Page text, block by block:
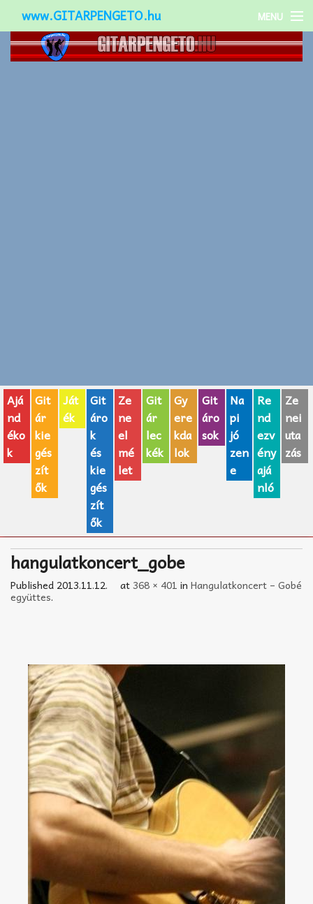
www.GITARPENGETO.hu MENU
Népszerű-
AJÁNDÉK ÖTLETEK
Vicces
GITÁR MÁRKÁK
TOP100 nóta
Zeneiskolák
Zeneszerzés alapjai
Improvizáció
Ajá
nd
éko
k
Git
ár
kie
gés
zít
ők
Ját
ék
Git
áro
k
és
kie
gés
zít
ők
Ze
ne
el
mé
let
Git
ár
lec
kék
Gy
ere
kda
lok
Git
áro
sok
Na
pi
jó
zen
e
Re
nd
ezv
ény
ajá
nló
Ze
nei
uta
zás
hangulatkoncert_gobe
Published 2013.11.12. at368 × 401 in Hangulatkoncert – Gobé
együttes.